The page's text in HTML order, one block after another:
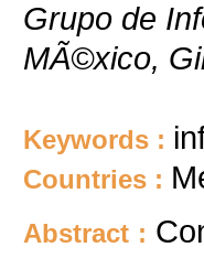
Grupo de
MÃ©xico,
Keywords :
Countries :
Abstract :